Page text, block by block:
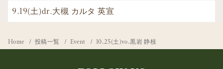
9.19(土)dr.大槻 カルタ 英宣
Home 投稿一覧 Event 10.25(土)vo.黒岩 静枝